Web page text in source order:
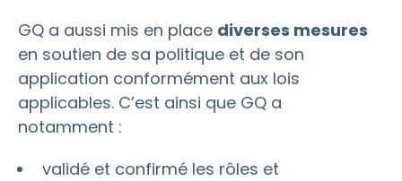
GQ a aussi mis en place diverses mesures
en soutien de sa politique et de son
application conformément aux lois
applicables. C’est ainsi que GQ a
notamment :
validé et confirmé les rôles et